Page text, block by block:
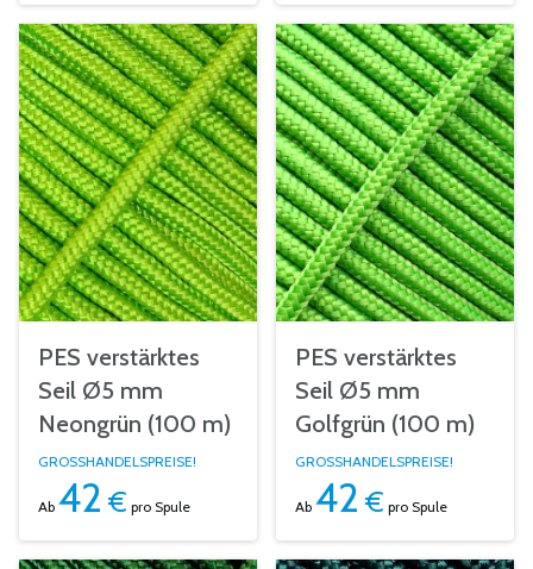
PES verstärktes
Seil Ø5 mm
Neongrün (100 m)
GROSSHANDELSPREISE!
Ab 42 € pro Spule
PES verstärktes
Seil Ø5 mm
Golfgrün (100 m)
GROSSHANDELSPREISE!
Ab 42 € pro Spule